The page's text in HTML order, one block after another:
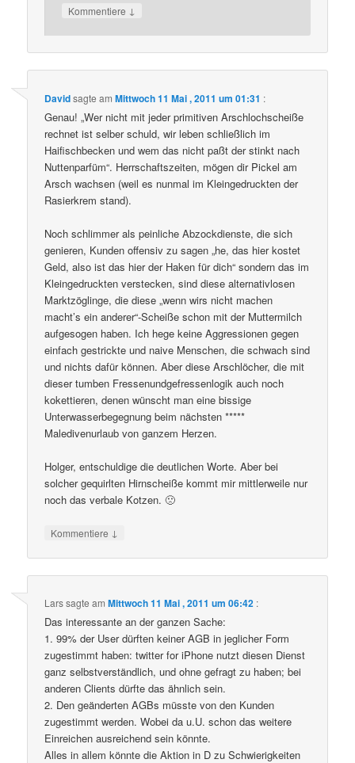
Kommentiere ↓
Davidsagte amMittwoch 11 Mai , 2011 um 01:31 :
Genau! „Wer nicht mit jeder primitiven Arschlochscheiße
rechnet ist selber schuld, wir leben schließlich im
Haifischbecken und wem das nicht paßt der stinkt nach
Nuttenparfüm“. Herrschaftszeiten, mögen dir Pickel am
Arsch wachsen (weil es nunmal im Kleingedruckten der
Rasierkrem stand).
Noch schlimmer als peinliche Abzockdienste, die sich
genieren, Kunden offensiv zu sagen „he, das hier kostet
Geld, also ist das hier der Haken für dich“ sondern das im
Kleingedruckten verstecken, sind diese alternativlosen
Marktzöglinge, die diese „wenn wirs nicht machen
macht’s ein anderer“-Scheiße schon mit der Muttermilch
aufgesogen haben. Ich hege keine Aggressionen gegen
einfach gestrickte und naive Menschen, die schwach sind
und nichts dafür können. Aber diese Arschlöcher, die mit
dieser tumben Fressenundgefressenlogik auch noch
kokettieren, denen wünscht man eine bissige
Unterwasserbegegnung beim nächsten *****
Maledivenurlaub von ganzem Herzen.
Holger, entschuldige die deutlichen Worte. Aber bei
solcher gequirlten Hirnscheiße kommt mir mittlerweile nur
noch das verbale Kotzen. 🙁
Kommentiere ↓
Larssagte amMittwoch 11 Mai , 2011 um 06:42 :
Das interessante an der ganzen Sache:
1. 99% der User dürften keiner AGB in jeglicher Form
zugestimmt haben: twitter for iPhone nutzt diesen Dienst
ganz selbstverständlich, und ohne gefragt zu haben; bei
anderen Clients dürfte das ähnlich sein.
2. Den geänderten AGBs müsste von den Kunden
zugestimmt werden. Wobei da u.U. schon das weitere
Einreichen ausreichend sein könnte.
Alles in allem könnte die Aktion in D zu Schwierigkeiten